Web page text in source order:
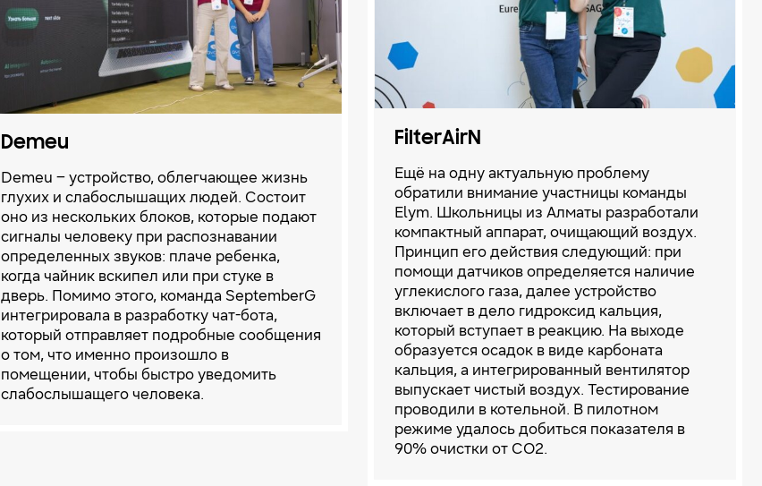
Demeu
Demeu – устройство, облегчающее жизнь
глухих и слабослышащих людей. Состоит
оно из нескольких блоков, которые подают
сигналы человеку при распознавании
определенных звуков: плаче ребенка,
когда чайник вскипел или при стуке в
дверь. Помимо этого, команда SeptemberG
интегрировала в разработку чат-бота,
который отправляет подробные сообщения
о том, что именно произошло в
помещении, чтобы быстро уведомить
слабослышащего человека.
FilterAirN
Ещё на одну актуальную проблему
обратили внимание участницы команды
Elym. Школьницы из Алматы разработали
компактный аппарат, очищающий воздух.
Принцип его действия следующий: при
помощи датчиков определяется наличие
углекислого газа, далее устройство
включает в дело гидроксид кальция,
который вступает в реакцию. На выходе
образуется осадок в виде карбоната
кальция, а интегрированный вентилятор
выпускает чистый воздух. Тестирование
проводили в котельной. В пилотном
режиме удалось добиться показателя в
90% очистки от CO2.